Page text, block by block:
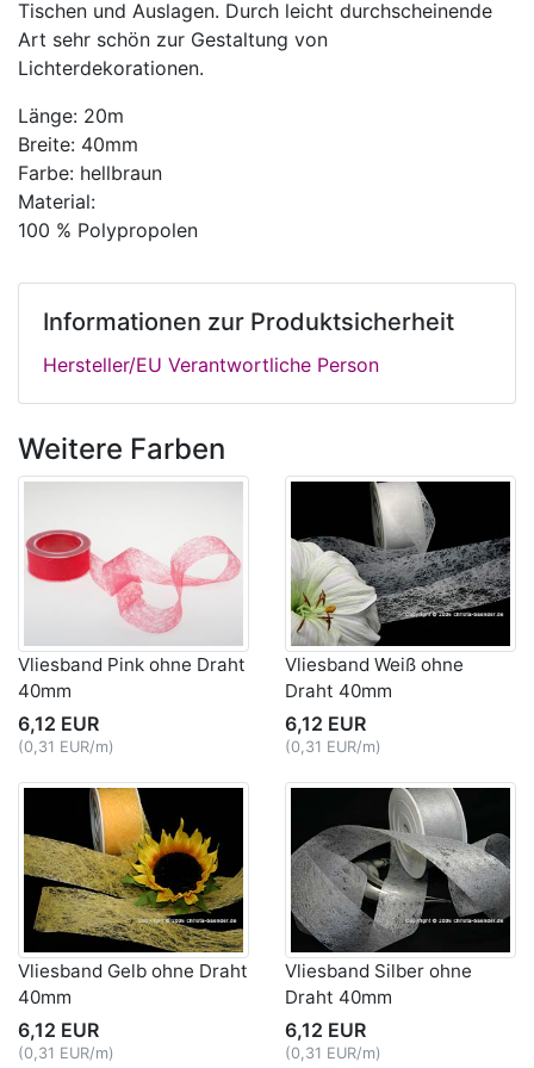
Tischen und Auslagen. Durch leicht durchscheinende
Art sehr schön zur Gestaltung von
Lichterdekorationen.
Länge: 20m
Breite: 40mm
Farbe: hellbraun
Material:
100 % Polypropolen
Informationen zur Produktsicherheit
Hersteller/EU Verantwortliche Person
Weitere Farben
Vliesband Pink ohne Draht
40mm
6,12 EUR
(0,31 EUR/m)
Vliesband Weiß ohne
Draht 40mm
6,12 EUR
(0,31 EUR/m)
Vliesband Gelb ohne Draht
40mm
6,12 EUR
(0,31 EUR/m)
Vliesband Silber ohne
Draht 40mm
6,12 EUR
(0,31 EUR/m)